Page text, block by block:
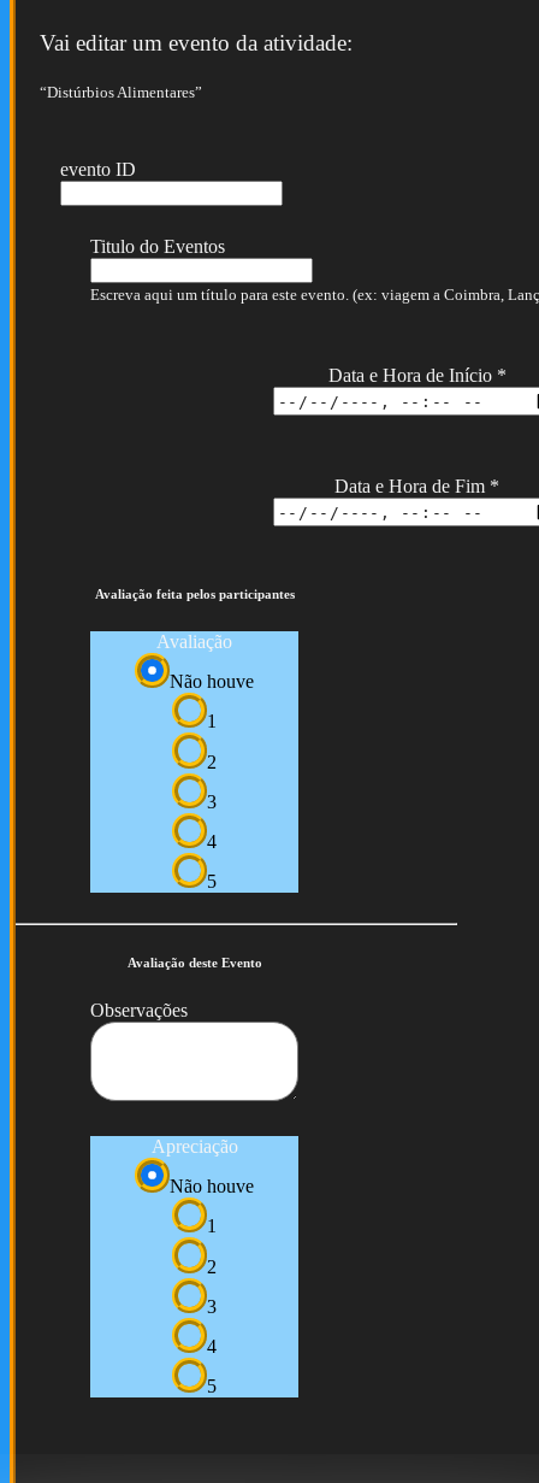
Vai editar um evento da atividade:
“Distúrbios Alimentares”
evento ID
Titulo do Eventos
Escreva aqui um título para este evento. (ex: viagem a Coimbra,
Data e Hora de Início *
Data e Hora de Fim *
Avaliação feita pelos participantes
Avaliação
Não houve
1
2
3
4
5
Avaliação deste Evento
Observações
Apreciação
Não houve
1
2
3
4
5